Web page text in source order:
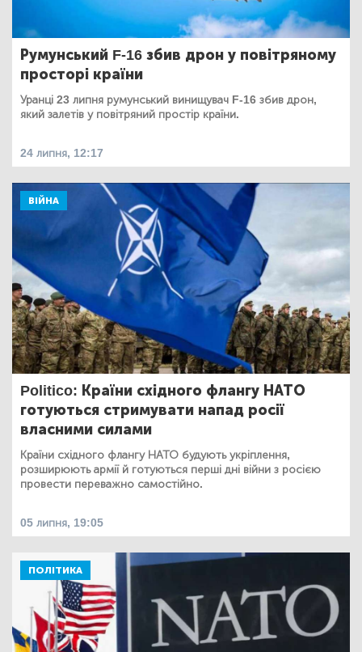
Румунський F-16 збив дрон у повітряному
просторі країни
Уранці 23 липня румунський винищувач F-16 збив дрон,
який залетів у повітряний простір країни.
24 липня, 12:17
ВІЙНА
Politico: Країни східного флангу НАТО
готуються стримувати напад росії
власними силами
Країни східного флангу НАТО будують укріплення,
розширюють армії й готуються перші дні війни з росією
провести переважно самостійно.
05 липня, 19:05
ПОЛІТИКА